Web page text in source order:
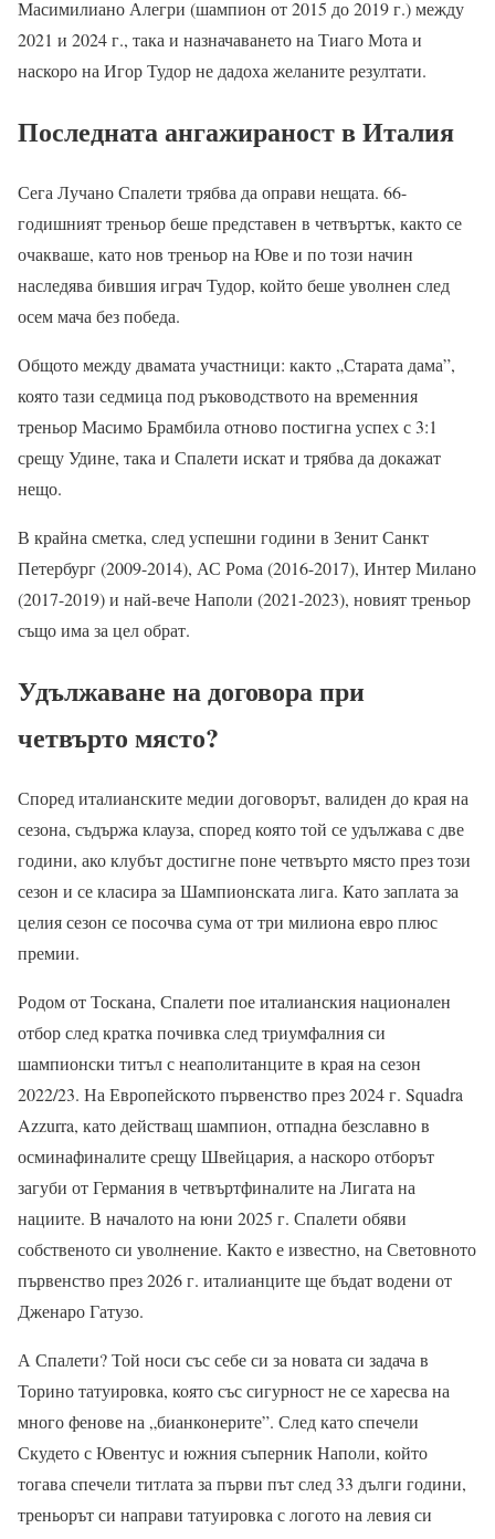
Масимилиано Алегри (шампион от 2015 до 2019 г.) между
2021 и 2024 г., така и назначаването на Тиаго Мота и
наскоро на Игор Тудор не дадоха желаните резултати.
Последната ангажираност в Италия
Сега Лучано Спалети трябва да оправи нещата. 66-
годишният треньор беше представен в четвъртък, както се
очакваше, като нов треньор на Юве и по този начин
наследява бившия играч Тудор, който беше уволнен след
осем мача без победа.
Общото между двамата участници: както „Старата дама”,
която тази седмица под ръководството на временния
треньор Масимо Брамбила отново постигна успех с 3:1
срещу Удине, така и Спалети искат и трябва да докажат
нещо.
В крайна сметка, след успешни години в Зенит Санкт
Петербург (2009-2014), АС Рома (2016-2017), Интер Милано
(2017-2019) и най-вече Наполи (2021-2023), новият треньор
също има за цел обрат.
Удължаване на договора при
четвърто място?
Според италианските медии договорът, валиден до края на
сезона, съдържа клауза, според която той се удължава с две
години, ако клубът достигне поне четвърто място през този
сезон и се класира за Шампионската лига. Като заплата за
целия сезон се посочва сума от три милиона евро плюс
премии.
Родом от Тоскана, Спалети пое италианския национален
отбор след кратка почивка след триумфалния си
шампионски титъл с неаполитанците в края на сезон
2022/23. На Европейското първенство през 2024 г. Squadra
Azzurra, като действащ шампион, отпадна безславно в
осминафиналите срещу Швейцария, а наскоро отборът
загуби от Германия в четвъртфиналите на Лигата на
нациите. В началото на юни 2025 г. Спалети обяви
собственото си уволнение. Както е известно, на Световното
първенство през 2026 г. италианците ще бъдат водени от
Дженаро Гатузо.
А Спалети? Той носи със себе си за новата си задача в
Торино татуировка, която със сигурност не се харесва на
много фенове на „бианконерите”. След като спечели
Скудето с Ювентус и южния съперник Наполи, който
тогава спечели титлата за първи път след 33 дълги години,
треньорът си направи татуировка с логото на левия си